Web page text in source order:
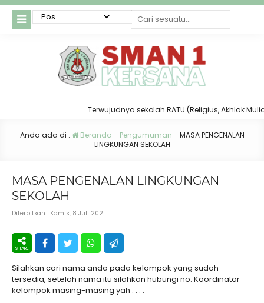
Terwujudnya sekolah RATU (Religius, Akhlak Mulia,
Anda ada di : Beranda - Pengumuman - MASA PENGENALAN
LINGKUNGAN SEKOLAH
MASA PENGENALAN LINGKUNGAN
SEKOLAH
Diterbitkan : Kamis, 8 Juli 2021
Silahkan cari nama anda pada kelompok yang sudah
tersedia, setelah nama itu silahkan hubungi no. Koordinator
kelompok masing-masing yah . . . .